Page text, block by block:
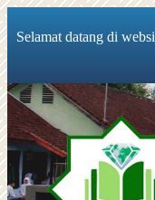
Selamat datang di